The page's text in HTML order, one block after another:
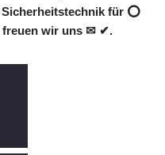
für ⭕
freuen wir uns ✉ ✔.